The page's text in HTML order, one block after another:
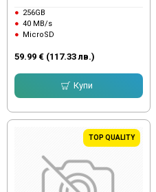
256GB
40 MB/s
MicroSD
59.99 € (117.33 лв.)
Купи
TOP QUALITY